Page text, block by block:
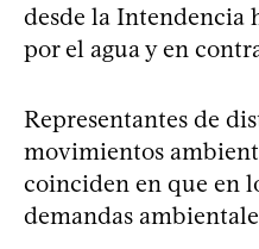
desde la Intendencia
por el agua y en
Representantes de
movimientos
coinciden en que en
demandas